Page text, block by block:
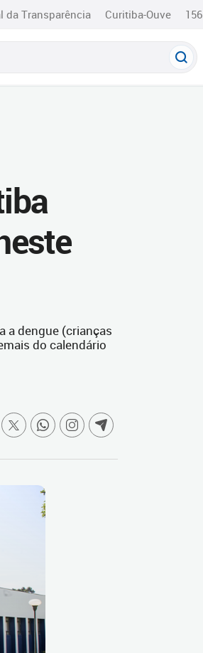
da Transparência Curitiba-Ouve 156
a dengue (crianças
do calendário